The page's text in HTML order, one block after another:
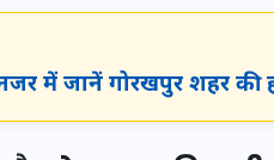
में जानें गोरखपुर शहर की